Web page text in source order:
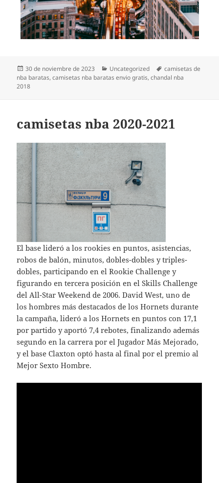
Publicado
el
30 de noviembre de 2023 Categorías
Uncategorized Etiquetas
camisetas de
nba baratas,camisetas nba baratas envio gratis,chandal nba
2018
camisetas nba 2020-2021
El base lideró a los rookies en puntos, asistencias,
robos de balón, minutos, dobles-dobles y triples-
dobles, participando en el Rookie Challenge y
figurando en tercera posición en el Skills Challenge
del All-Star Weekend de 2006. David West, uno de
los hombres más destacados de los Hornets durante
la campaña, lideró a los Hornets en puntos con 17,1
por partido y aportó 7,4 rebotes, finalizando además
segundo en la carrera por el Jugador Más Mejorado,
y el base Claxton optó hasta al final por el premio al
Mejor Sexto Hombre.